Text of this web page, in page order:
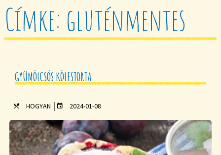
Címke: gluténmentes
GYÜMÖLCSÖS KÖLESTORTA
HOGYAN | 2024-01-08